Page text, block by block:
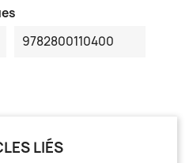
9782800110400
LIÉS